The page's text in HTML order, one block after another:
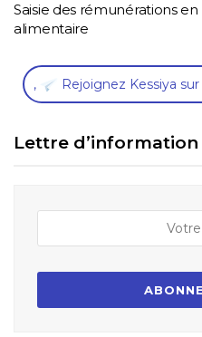
Saisie des rémunérations
alimentaire
, Rejoignez Kessiya
Lettre d’information